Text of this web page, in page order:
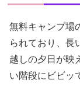
無料キャンプ場
られており、長
越しの夕日が映
い階段にビビッ